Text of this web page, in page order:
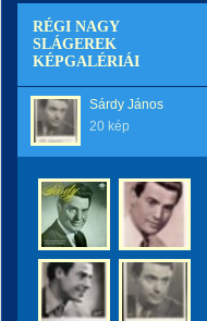
RÉGI NAGY
SLÁGEREK
KÉPGALÉRIÁI
Sárdy János
20 kép